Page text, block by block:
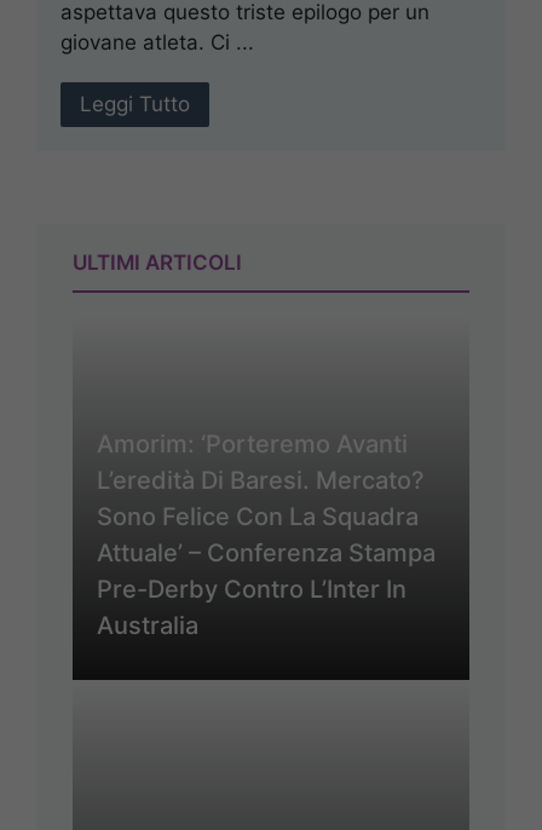
aspettava questo triste epilogo per un
giovane atleta. Ci ...
Leggi Tutto
ULTIMI ARTICOLI
Amorim: ‘Porteremo Avanti
L’eredità Di Baresi. Mercato?
Sono Felice Con La Squadra
Attuale’ – Conferenza Stampa
Pre-Derby Contro L’Inter In
Australia